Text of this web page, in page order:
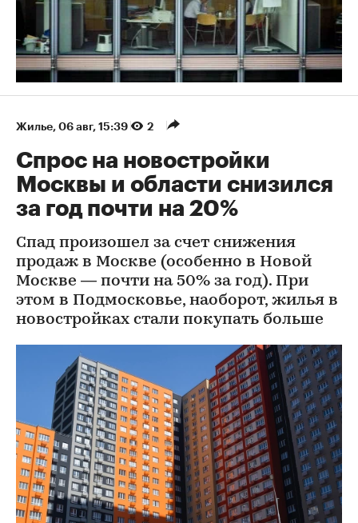
Жилье 06 авг, 15:39 2
Спрос на новостройки
Москвы и области снизился
за год почти на 20%
Спад произошел за счет снижения
продаж в Москве (особенно в Новой
Москве — почти на 50% за год). При
этом в Подмосковье, наоборот, жилья в
новостройках стали покупать больше